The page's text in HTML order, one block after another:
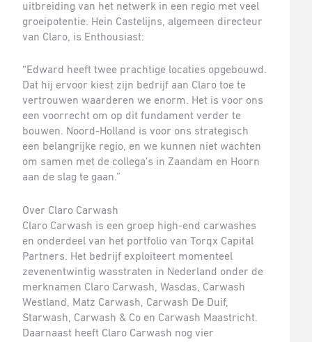
uitbreiding van het netwerk in een regio met veel
groeipotentie. Hein Castelijns, algemeen directeur
van Claro, is Enthousiast:
“Edward heeft twee prachtige locaties opgebouwd.
Dat hij ervoor kiest zijn bedrijf aan Claro toe te
vertrouwen waarderen we enorm. Het is voor ons
een voorrecht om op dit fundament verder te
bouwen. Noord-Holland is voor ons strategisch
een belangrijke regio, en we kunnen niet wachten
om samen met de collega’s in Zaandam en Hoorn
aan de slag te gaan.”
Over Claro Carwash
Claro Carwash is een groep high-end carwashes
en onderdeel van het portfolio van Torqx Capital
Partners. Het bedrijf exploiteert momenteel
zevenentwintig wasstraten in Nederland onder de
merknamen Claro Carwash, Wasdas, Carwash
Westland, Matz Carwash, Carwash De Duif,
Starwash, Carwash & Co en Carwash Maastricht.
Daarnaast heeft Claro Carwash nog vier